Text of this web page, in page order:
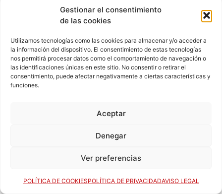
Gestionar el consentimiento
de las cookies
Utilizamos tecnologías como las cookies para almacenar y/o acceder a
la información del dispositivo. El consentimiento de estas tecnologías
nos permitirá procesar datos como el comportamiento de navegación o
las identificaciones únicas en este sitio. No consentir o retirar el
consentimiento, puede afectar negativamente a ciertas características y
funciones.
Aceptar
Denegar
Ver preferencias
POLÍTICA DE COOKIESPOLÍTICA DE PRIVACIDADAVISO LEGAL
TEMPORADA 2008-09
TEMPORADA 2009-10
TEMPORADA 2009-10